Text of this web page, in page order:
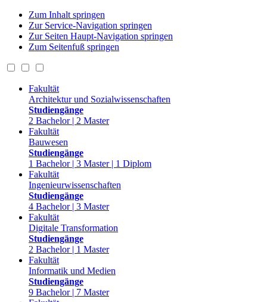
Zum Inhalt springen
Zur Service-Navigation springen
Zur Seiten Haupt-Navigation springen
Zum Seitenfuß springen
Fakultät
Architektur und Sozialwissenschaften
Studiengänge
2 Bachelor | 2 Master
Fakultät
Bauwesen
Studiengänge
1 Bachelor | 3 Master | 1 Diplom
Fakultät
Ingenieurwissenschaften
Studiengänge
4 Bachelor | 3 Master
Fakultät
Digitale Transformation
Studiengänge
2 Bachelor | 1 Master
Fakultät
Informatik und Medien
Studiengänge
9 Bachelor | 7 Master